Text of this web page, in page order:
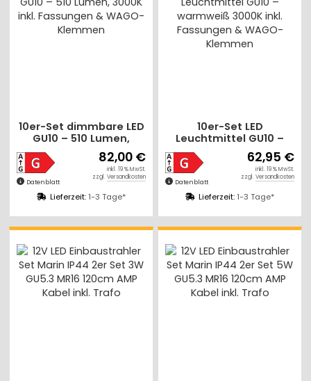
10er-Set dimmbare LED
GU10 – 510 Lumen,
3000K inkl. Fassungen
& WAGO-Klemmen
Lieferzeit:1-3 Tage*
Datenblatt
82,00 €
inkl. 19 % MwSt.
zzgl. Versandkosten
10er-Set LED
Leuchtmittel GU10 –
warmweiß 3000K inkl.
Fassungen & WAGO-
Klemmen
Lieferzeit:1-3 Tage*
Datenblatt
62,95 €
inkl. 19 % MwSt.
zzgl. Versandkosten